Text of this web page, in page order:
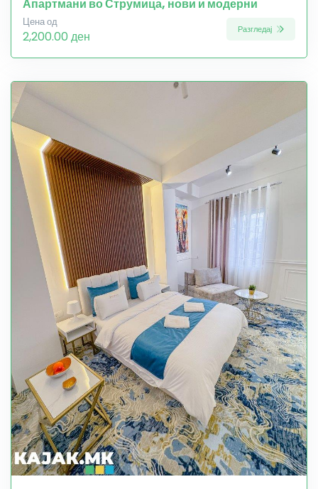
Апартмани во Струмица, нови и модерни
Цена од
2,200.00 ден Разгледај